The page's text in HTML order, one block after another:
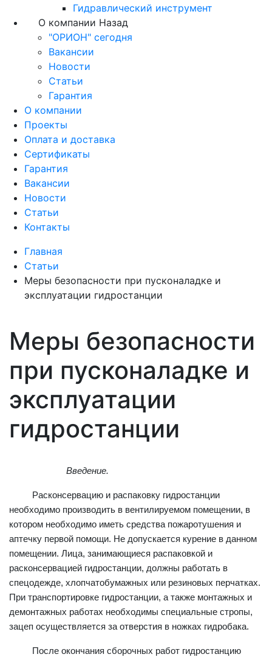
Гидравлический инструмент
О компании Назад
"ОРИОН" сегодня
Вакансии
Новости
Статьи
Гарантия
О компании
Проекты
Оплата и доставка
Сертификаты
Гарантия
Вакансии
Новости
Статьи
Контакты
Главная
Статьи
Меры безопасности при пусконаладке и
эксплуатации гидростанции
Меры безопасности
при пусконаладке и
эксплуатации
гидростанции
Введение.
Расконсервацию и распаковку гидростанции
необходимо производить в вентилируемом помещении, в
котором необходимо иметь средства пожаротушения и
аптечку первой помощи. Не допускается курение в данном
помещении. Лица, занимающиеся распаковкой и
расконсервацией гидростанции, должны работать в
спецодежде, хлопчатобумажных или резиновых перчатках.
При транспортировке гидростанции, а также монтажных и
демонтажных работах необходимы специальные стропы,
зацеп осуществляется за отверстия в ножках гидробака.
После окончания сборочных работ гидростанцию